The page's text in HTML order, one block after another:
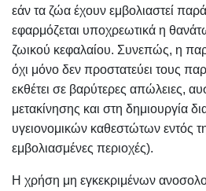
εάν τα ζώα έχουν εμβολιαστεί
εφαρμόζεται υποχρεωτικά η
ζωικού κεφαλαίου. Συνεπώς, η
όχι μόνο δεν προστατεύει τους
εκθέτει σε βαρύτερες απώλειες,
μετακίνησης και στη δημιουργία
υγειονομικών καθεστώτων εντός
εμβολιασμένες περιοχές).
Η χρήση μη εγκεκριμένων